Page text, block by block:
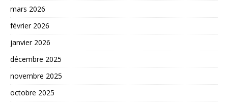
mars 2026
février 2026
janvier 2026
décembre 2025
novembre 2025
octobre 2025